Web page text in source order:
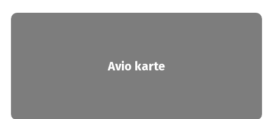
Avio karte